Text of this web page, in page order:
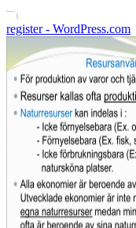
register - WordPress.com